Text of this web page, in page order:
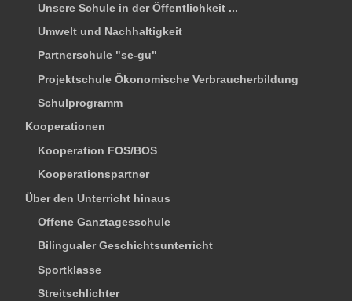
Unsere Schule in der Öffentlichkeit ...
Umwelt und Nachhaltigkeit
Partnerschule "se-gu"
Projektschule Ökonomische Verbraucherbildung
Schulprogramm
Kooperationen
Kooperation FOS/BOS
Kooperationspartner
Über den Unterricht hinaus
Offene Ganztagesschule
Bilingualer Geschichtsunterricht
Sportklasse
Streitschlichter